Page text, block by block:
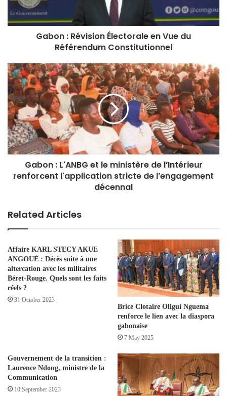
Gabon : Révision Électorale en Vue du
Référendum Constitutionnel
Gabon : L'ANBG et le ministère de l’Intérieur
renforcent l'application stricte de l’engagement
décennal
Related Articles
Affaire KARL STECY AKUE
ANGOUÉ : Décès suite à une
altercation avec les militaires
Béret-Rouge. Quels sont les faits
réels ?
31 October 2023
Brice Clotaire Oligui Nguema
renforce le lien avec la diaspora
gabonaise
7 May 2025
Gouvernement de la transition :
Laurence Ndong, ministre de la
Communication
10 September 2023